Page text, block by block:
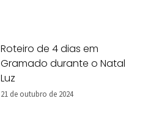
Roteiro de 4 dias em
Gramado durante o Natal
Luz
21 de outubro de 2024